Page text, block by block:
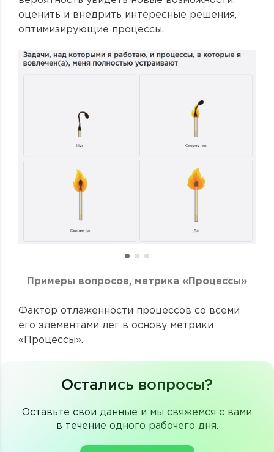
оценить и внедрить интересные решения,
оптимизирующие процессы.
Примеры вопросов, метрика «Процессы»
Фактор отлаженности процессов со всеми
его элементами лег в основу метрики
«Процессы».
Остались вопросы?
Оставьте свои данные и мы свяжемся с вами
в течение одного рабочего дня.